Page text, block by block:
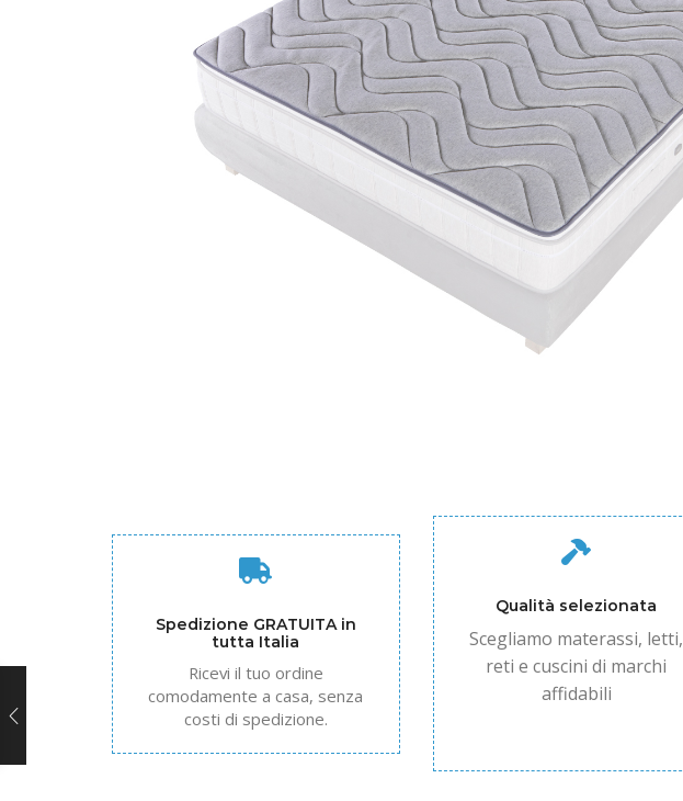
Spedizione GRATUITA in
tutta Italia
Ricevi il tuo ordine
comodamente a casa, senza
costi di spedizione.
Qualità selezionata
Scegliamo materassi, letti,
reti e cuscini di marchi
affidabili